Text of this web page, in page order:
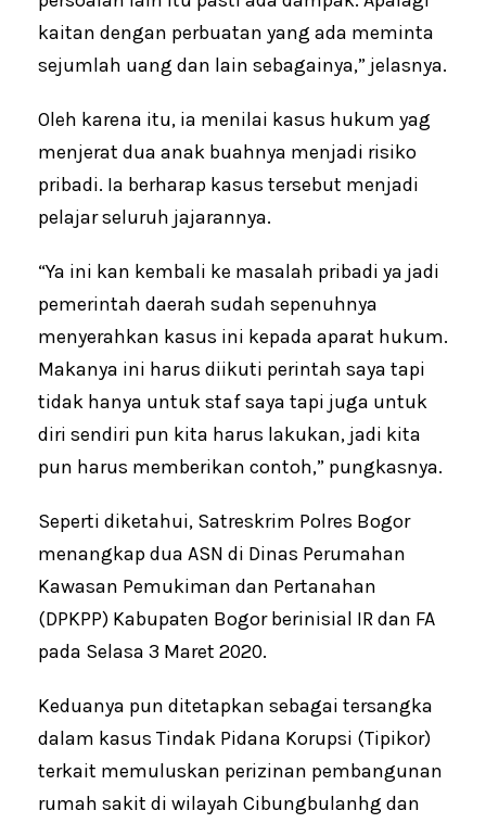
kaitan dengan perbuatan yang ada meminta
sejumlah uang dan lain sebagainya,” jelasnya.
Oleh karena itu, ia menilai kasus hukum yag
menjerat dua anak buahnya menjadi risiko
pribadi. Ia berharap kasus tersebut menjadi
pelajar seluruh jajarannya.
“Ya ini kan kembali ke masalah pribadi ya jadi
pemerintah daerah sudah sepenuhnya
menyerahkan kasus ini kepada aparat hukum.
Makanya ini harus diikuti perintah saya tapi
tidak hanya untuk staf saya tapi juga untuk
diri sendiri pun kita harus lakukan, jadi kita
pun harus memberikan contoh,” pungkasnya.
Seperti diketahui, Satreskrim Polres Bogor
menangkap dua ASN di Dinas Perumahan
Kawasan Pemukiman dan Pertanahan
(DPKPP) Kabupaten Bogor berinisial IR dan FA
pada Selasa 3 Maret 2020.
Keduanya pun ditetapkan sebagai tersangka
dalam kasus Tindak Pidana Korupsi (Tipikor)
terkait memuluskan perizinan pembangunan
rumah sakit di wilayah Cibungbulanhg dan